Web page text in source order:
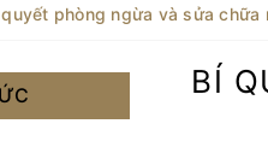
quyết phòng ngừa và sửa chữa
BÍ